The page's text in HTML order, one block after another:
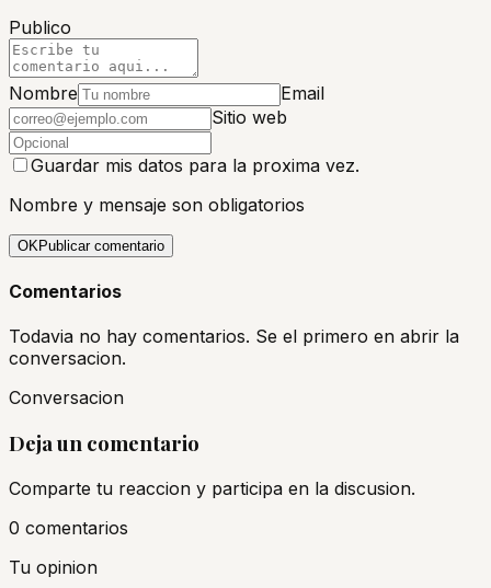
Publico
Nombre
Email
Sitio web
Guardar mis datos para la proxima vez.
Nombre y mensaje son obligatorios
OK Publicar comentario
Comentarios
Todavia no hay comentarios. Se el primero en abrir la
conversacion.
Conversacion
Deja un comentario
Comparte tu reaccion y participa en la discusion.
0 comentarios
Tu opinion